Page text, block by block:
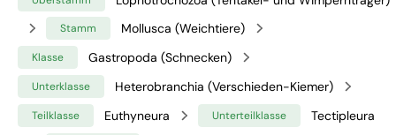
Stamm Mollusca (Weichtiere)
Klasse Gastropoda (Schnecken)
Unterklasse Heterobranchia (Verschieden-Kiemer)
Teilklasse Euthyneura Unterteilklasse Tectipleura